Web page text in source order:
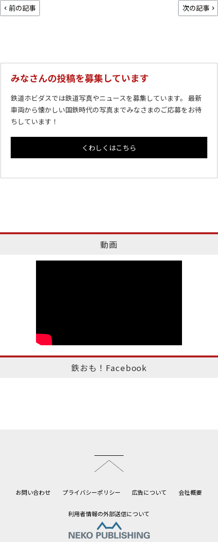
前の記事 次の記事
みなさんの投稿を募集しています
鉄道ホビダスでは鉄道写真やニュースを募集しています。 最新
車両から懐かしい国鉄時代の写真までみなさまのご応募をお待
ちしています！
くわしくはこちら
動画
鉄おも！Facebook
お問い合わせ プライバシーポリシー 広告について 会社概要
利用者情報の外部送信について